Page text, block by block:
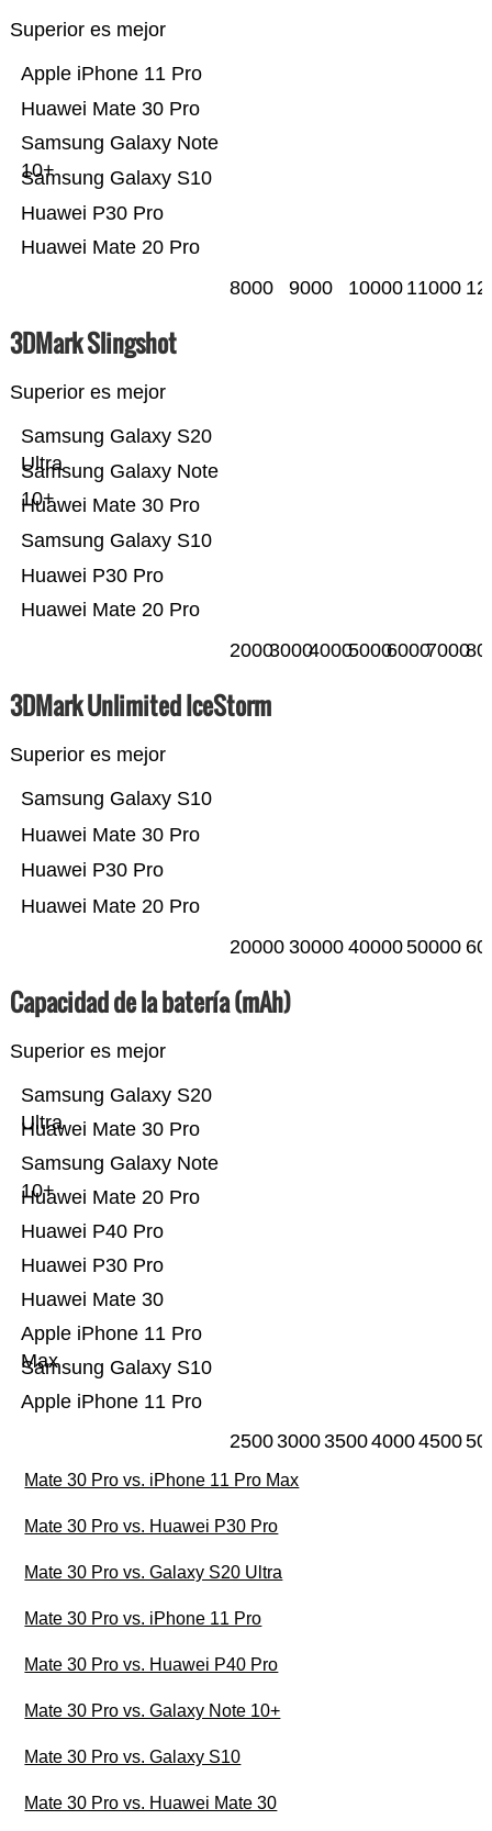
Superior es mejor
Huawei Mate 20 Pro
Huawei P30 Pro
Samsung Galaxy S10
Samsung Galaxy Note
10+
Huawei Mate 30 Pro
Apple iPhone 11 Pro
8000 9000 10000 11000
3DMark Slingshot
Superior es mejor
Huawei Mate 20 Pro
Huawei P30 Pro
Samsung Galaxy S10
Huawei Mate 30 Pro
Samsung Galaxy Note
10+
Samsung Galaxy S20
Ultra
200030004000500060007000
3DMark Unlimited IceStorm
Superior es mejor
Huawei Mate 20 Pro
Huawei P30 Pro
Huawei Mate 30 Pro
Samsung Galaxy S10
20000 30000 4000050000
Capacidad de la batería (mAh)
Superior es mejor
Apple iPhone 11 Pro
Samsung Galaxy S10
Apple iPhone 11 Pro
Max
Huawei Mate 30
Huawei P30 Pro
Huawei P40 Pro
Huawei Mate 20 Pro
Samsung Galaxy Note
10+
Huawei Mate 30 Pro
Samsung Galaxy S20
Ultra
25003000350040004500
Mate 30 Pro vs. iPhone 11 Pro Max
Mate 30 Pro vs. Huawei P30 Pro
Mate 30 Pro vs. Galaxy S20 Ultra
Mate 30 Pro vs. iPhone 11 Pro
Mate 30 Pro vs. Huawei P40 Pro
Mate 30 Pro vs. Galaxy Note 10+
Mate 30 Pro vs. Galaxy S10
Mate 30 Pro vs. Huawei Mate 30